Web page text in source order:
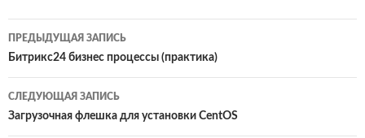
m
o
k
n
g
e
ав
Навигация
по
записям
ПРЕДЫДУЩАЯ ЗАПИСЬ
Битрикс24 бизнес процессы (практика)
СЛЕДУЮЩАЯ ЗАПИСЬ
Загрузочная флешка для установки CentOS